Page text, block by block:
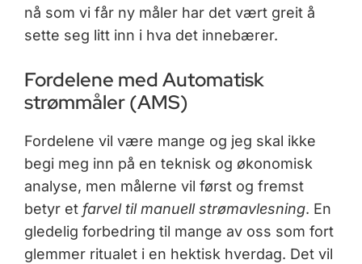
nå som vi får ny måler har det vært greit å
sette seg litt inn i hva det innebærer.
Fordelene med Automatisk
strømmåler (AMS)
Fordelene vil være mange og jeg skal ikke
begi meg inn på en teknisk og økonomisk
analyse, men målerne vil først og fremst
betyr et farvel til manuell strømavlesning. En
gledelig forbedring til mange av oss som fort
glemmer ritualet i en hektisk hverdag. Det vil